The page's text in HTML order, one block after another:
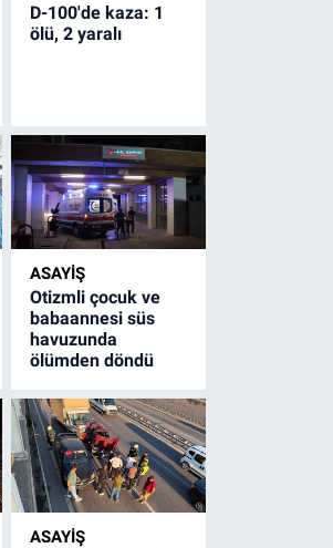
D-100'de kaza: 1
ölü, 2 yaralı
ASAYİŞ
Otizmli çocuk ve
babaannesi süs
havuzunda
ölümden döndü
ASAYİŞ